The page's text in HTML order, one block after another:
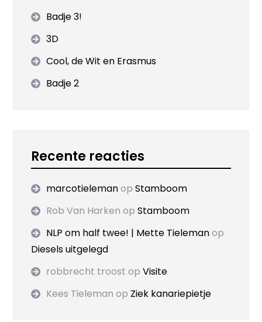
Badje 3!
3D
Cool, de Wit en Erasmus
Badje 2
Recente reacties
marcotielemanopStamboom
Rob Van Harken opStamboom
NLP om half twee! | Mette Tielemanop
Diesels uitgelegd
robbrecht troost opVisite
Kees Tieleman op Ziek kanariepietje